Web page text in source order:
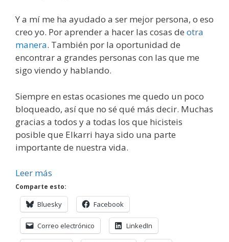
Y a mí me ha ayudado a ser mejor persona, o eso
creo yo. Por aprender a hacer las cosas de otra
manera. También por la oportunidad de
encontrar a grandes personas con las que me
sigo viendo y hablando.
Siempre en estas ocasiones me quedo un poco
bloqueado, así que no sé qué más decir. Muchas
gracias a todos y a todas los que hicisteis
posible que Elkarri haya sido una parte
importante de nuestra vida.
Leer más
Comparte esto:
Bluesky Facebook
Correo electrónico LinkedIn